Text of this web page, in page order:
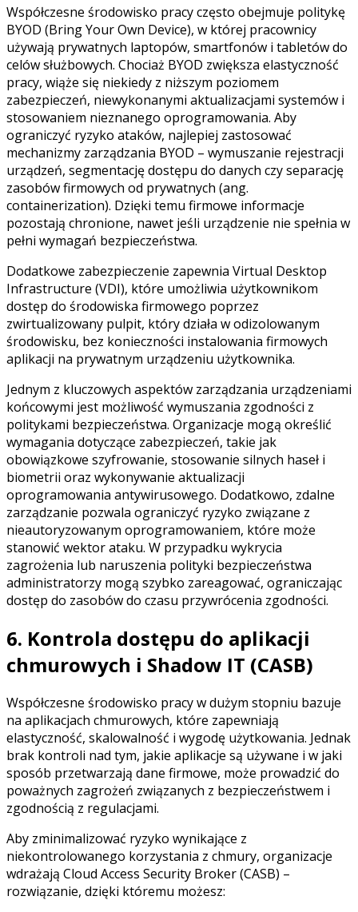
Współczesne środowisko pracy często obejmuje politykę
BYOD (Bring Your Own Device), w której pracownicy
używają prywatnych laptopów, smartfonów i tabletów do
celów służbowych. Chociaż BYOD zwiększa elastyczność
pracy, wiąże się niekiedy z niższym poziomem
zabezpieczeń, niewykonanymi aktualizacjami systemów i
stosowaniem nieznanego oprogramowania. Aby
ograniczyć ryzyko ataków, najlepiej zastosować
mechanizmy zarządzania BYOD – wymuszanie rejestracji
urządzeń, segmentację dostępu do danych czy separację
zasobów firmowych od prywatnych (ang.
containerization). Dzięki temu firmowe informacje
pozostają chronione, nawet jeśli urządzenie nie spełnia w
pełni wymagań bezpieczeństwa.
Dodatkowe zabezpieczenie zapewnia Virtual Desktop
Infrastructure (VDI), które umożliwia użytkownikom
dostęp do środowiska firmowego poprzez
zwirtualizowany pulpit, który działa w odizolowanym
środowisku, bez konieczności instalowania firmowych
aplikacji na prywatnym urządzeniu użytkownika.
Jednym z kluczowych aspektów zarządzania urządzeniami
końcowymi jest możliwość wymuszania zgodności z
politykami bezpieczeństwa. Organizacje mogą określić
wymagania dotyczące zabezpieczeń, takie jak
obowiązkowe szyfrowanie, stosowanie silnych haseł i
biometrii oraz wykonywanie aktualizacji
oprogramowania antywirusowego. Dodatkowo, zdalne
zarządzanie pozwala ograniczyć ryzyko związane z
nieautoryzowanym oprogramowaniem, które może
stanowić wektor ataku. W przypadku wykrycia
zagrożenia lub naruszenia polityki bezpieczeństwa
administratorzy mogą szybko zareagować, ograniczając
dostęp do zasobów do czasu przywrócenia zgodności.
6. Kontrola dostępu do aplikacji
chmurowych i Shadow IT (CASB)
Współczesne środowisko pracy w dużym stopniu bazuje
na aplikacjach chmurowych, które zapewniają
elastyczność, skalowalność i wygodę użytkowania. Jednak
brak kontroli nad tym, jakie aplikacje są używane i w jaki
sposób przetwarzają dane firmowe, może prowadzić do
poważnych zagrożeń związanych z bezpieczeństwem i
zgodnością z regulacjami.
Aby zminimalizować ryzyko wynikające z
niekontrolowanego korzystania z chmury, organizacje
wdrażają Cloud Access Security Broker (CASB) –
rozwiązanie, dzięki któremu możesz: